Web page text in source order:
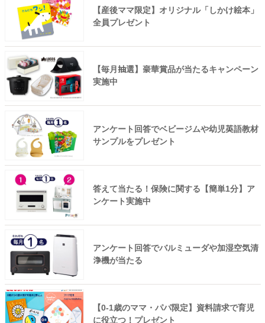
【産後ママ限定】オリジナル「しかけ絵本」
全員プレゼント
【毎月抽選】豪華賞品が当たるキャンペーン
実施中
アンケート回答でベビージムや幼児英語教材
サンプルをプレゼント
答えて当たる！保険に関する【簡単1分】ア
ンケート実施中
アンケート回答でバルミューダや加湿空気清
浄機が当たる
【0-1歳のママ・パパ限定】資料請求で育児
に役立つ！プレゼント